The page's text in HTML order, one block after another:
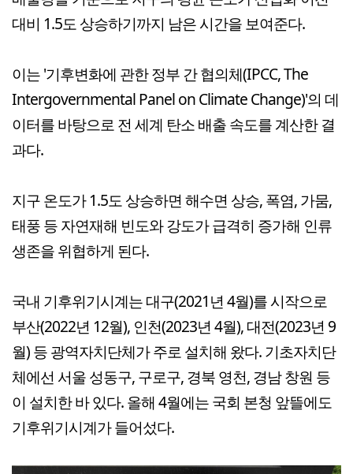
대비 1.5도 상승하기까지 남은 시간을 보여준다.
이는 '기후변화에 관한 정부 간 협의체(IPCC, The
Intergovernmental Panel on Climate Change)'의 데
이터를 바탕으로 전 세계 탄소 배출 속도를 계산한 결
과다.
지구 온도가 1.5도 상승하면 해수면 상승, 폭염, 가뭄,
태풍 등 자연재해 빈도와 강도가 급격히 증가해 인류
생존을 위협하게 된다.
국내 기후위기시계는 대구(2021년 4월)를 시작으로
부산(2022년 12월), 인천(2023년 4월), 대전(2023년 9
월) 등 광역자치단체가 주로 설치해 왔다. 기초자치단
체에선 서울 성동구, 구로구, 경북 영천, 경남 창원 등
이 설치한 바 있다. 올해 4월에는 국회 본청 앞뜰에도
기후위기시계가 들어섰다.